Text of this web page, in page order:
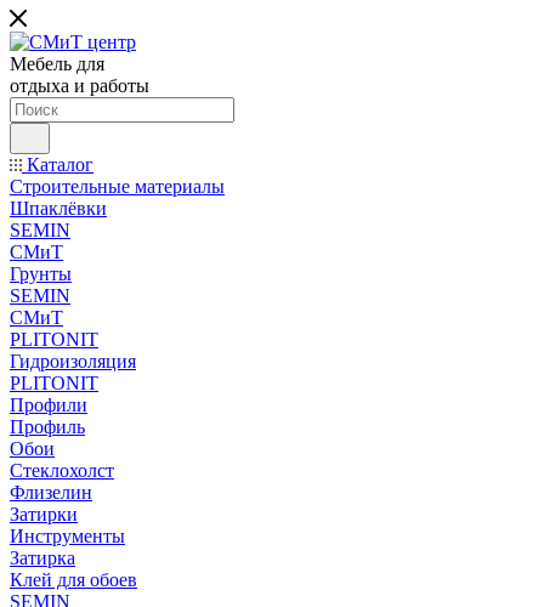
Мебель для
отдыха и работы
Каталог
Строительные материалы
Шпаклёвки
SEMIN
СМиТ
Грунты
SEMIN
СМиТ
PLITONIT
Гидроизоляция
PLITONIT
Профили
Профиль
Обои
Стеклохолст
Флизелин
Затирки
Инструменты
Затирка
Клей для обоев
SEMIN